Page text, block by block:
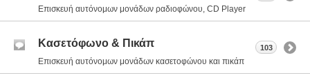
Επισκευή αυτόνομων μονάδων ραδιοφώνου, CD Player
Κασετόφωνο & Πικάπ
Επισκευή αυτόνομων μονάδων κασετοφώνου και πικάπ
103